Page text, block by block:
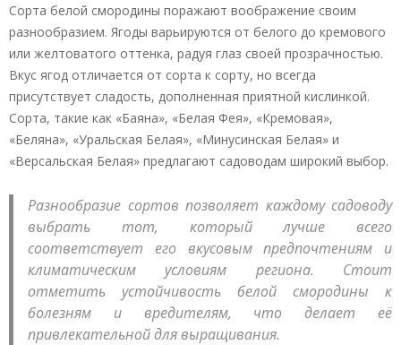
Сорта белой смородины поражают воображение своим
разнообразием. Ягоды варьируются от белого до кремового
или желтоватого оттенка, радуя глаз своей прозрачностью.
Вкус ягод отличается от сорта к сорту, но всегда
присутствует сладость, дополненная приятной кислинкой.
Сорта, такие как «Баяна», «Белая Фея», «Кремовая»,
«Беляна», «Уральская Белая», «Минусинская Белая» и
«Версальская Белая» предлагают садоводам широкий выбор.
Разнообразие сортов позволяет каждому садоводу
выбрать тот, который лучше всего
соответствует его вкусовым предпочтениям и
климатическим условиям региона. Стоит
отметить устойчивость белой смородины к
болезням и вредителям, что делает её
привлекательной для выращивания.